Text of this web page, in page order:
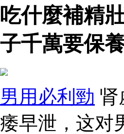
吃什麼補精
子千萬要保
男用必利勁 肾
痿早泄，这对